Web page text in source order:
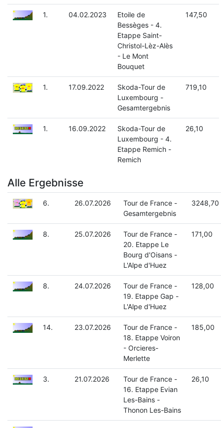
1. 04.02.2023
Etoile de
Bessèges - 4.
Etappe Saint-
Christol-Lèz-Alès
- Le Mont
Bouquet
147,50
1. 17.09.2022
Skoda-Tour de
Luxembourg -
Gesamtergebnis
719,10
1. 16.09.2022
Skoda-Tour de
Luxembourg - 4.
Etappe Remich -
Remich
26,10
Alle Ergebnisse
6. 26.07.2026
Tour de France -
Gesamtergebnis
3248,70
8. 25.07.2026
Tour de France -
20. Etappe Le
Bourg d'Oisans -
L'Alpe d'Huez
171,00
8. 24.07.2026
Tour de France -
19. Etappe Gap -
L'Alpe d'Huez
128,00
14. 23.07.2026
Tour de France -
18. Etappe Voiron
- Orcieres-
Merlette
185,00
3. 21.07.2026
Tour de France -
16. Etappe Evian
Les-Bains -
Thonon Les-Bains
26,10